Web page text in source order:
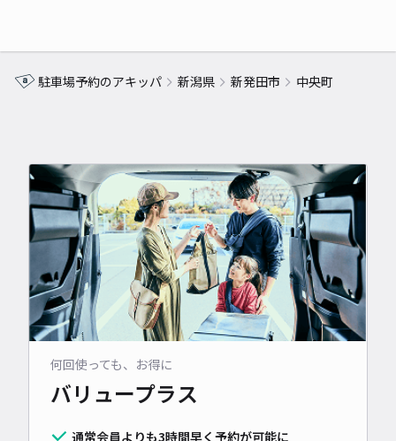
駐車場予約のアキッパ 新潟県 新発田市 中央町
何回使っても、お得に
バリュープラス
通常会員よりも3時間早く予約が可能に